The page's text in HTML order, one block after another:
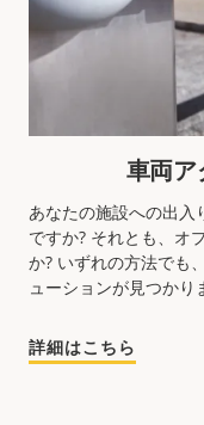
車両ア
あなたの施設への出入
ですか? それとも、オ
か? いずれの方法でも
ューションが見つかり
詳細はこちら